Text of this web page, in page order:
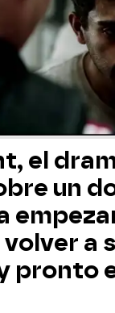
el
un
a
pronto